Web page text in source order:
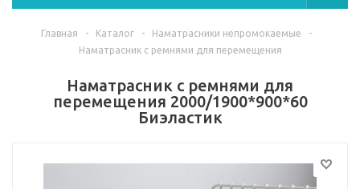
Главная - Каталог - Наматрасники непромокаемые
-
Наматрасник с ремнями для перемещения
Наматрасник с ремнями для
перемещения 2000/1900*900*60
Биэластик